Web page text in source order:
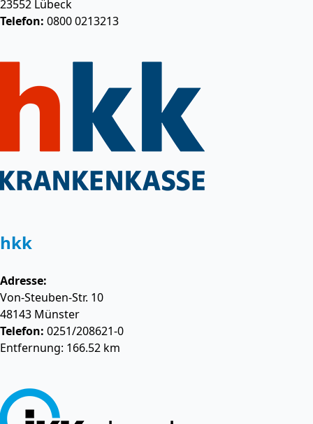
23552 Lübeck
Telefon: 0800 0213213
hkk
Adresse:
Von-Steuben-Str. 10
48143 Münster
Telefon: 0251/208621-0
Entfernung: 166.52 km